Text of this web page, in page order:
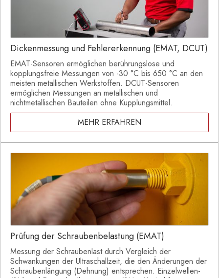
Dickenmessung und Fehlererkennung (EMAT, DCUT)
EMAT-Sensoren ermöglichen berührungslose und
kopplungsfreie Messungen von -30 °C bis 650 °C an den
meisten metallischen Werkstoffen. DCUT-Sensoren
ermöglichen Messungen an metallischen und
nichtmetallischen Bauteilen ohne Kupplungsmittel.
MEHR ERFAHREN
Prüfung der Schraubenbelastung (EMAT)
Messung der Schraubenlast durch Vergleich der
Schwankungen der Ultraschallzeit, die den Änderungen der
Schraubenlängung (Dehnung) entsprechen. Einzelwellen-